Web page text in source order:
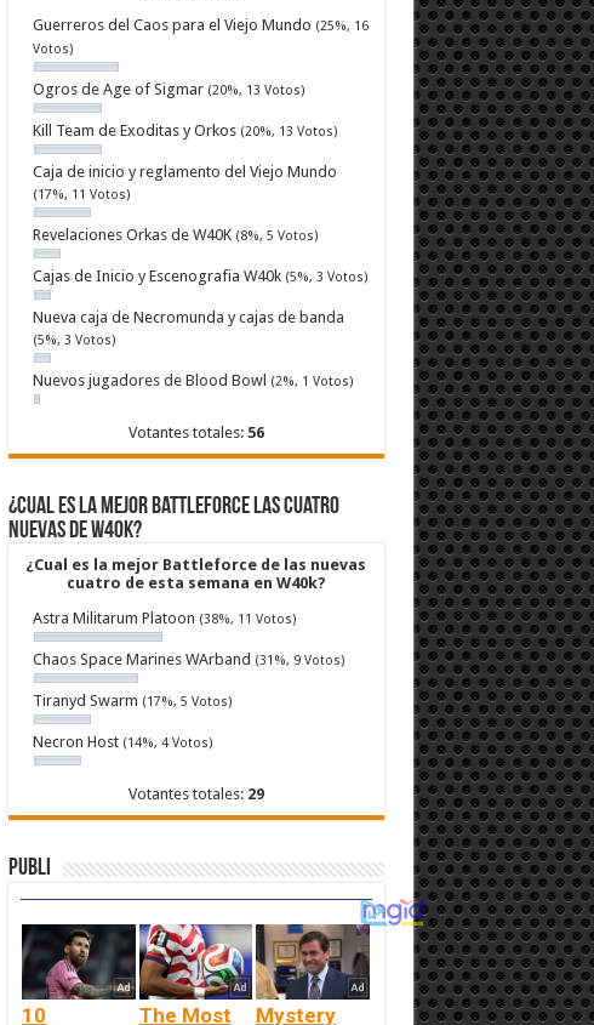
Guerreros del Caos para el Viejo Mundo (25%, 16
Votos)
Ogros de Age of Sigmar (20%, 13 Votos)
Kill Team de Exoditas y Orkos (20%, 13 Votos)
Caja de inicio y reglamento del Viejo Mundo
(17%, 11 Votos)
Revelaciones Orkas de W40K (8%, 5 Votos)
Cajas de Inicio y Escenografia W40k (5%, 3 Votos)
Nueva caja de Necromunda y cajas de banda
(5%, 3 Votos)
Nuevos jugadores de Blood Bowl (2%, 1 Votos)
Votantes totales: 56
¿Cual es la mejor Battleforce las cuatro
nuevas de W40k?
¿Cual es la mejor Battleforce de las nuevas
cuatro de esta semana en W40k?
Astra Militarum Platoon (38%, 11 Votos)
Chaos Space Marines WArband (31%, 9 Votos)
Tiranyd Swarm (17%, 5 Votos)
Necron Host (14%, 4 Votos)
Votantes totales: 29
Publi
10
The Most
Mystery